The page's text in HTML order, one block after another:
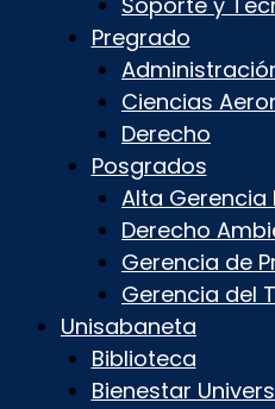
Pregrado
Ciencias
Derecho
Posgrados
Alta Gerencia
Derecho
Gerencia de
Gerencia del
Unisabaneta
Biblioteca
Bienestar